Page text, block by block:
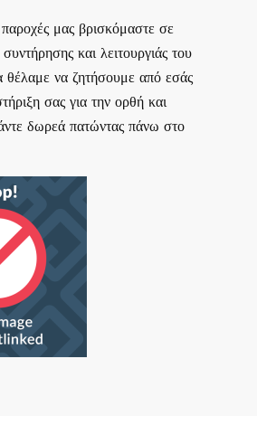
μας βρισκόμαστε σε
και λειτουργιάς του
να ζητήσουμε από εσάς
σας για την ορθή και
δωρεά πατώντας πάνω στο